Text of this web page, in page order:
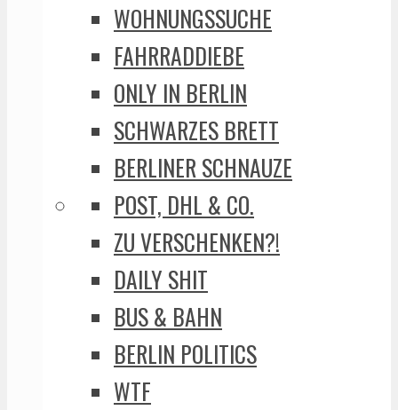
WOHNUNGSSUCHE
FAHRRADDIEBE
ONLY IN BERLIN
SCHWARZES BRETT
BERLINER SCHNAUZE
POST, DHL & CO.
ZU VERSCHENKEN?!
DAILY SHIT
BUS & BAHN
BERLIN POLITICS
WTF